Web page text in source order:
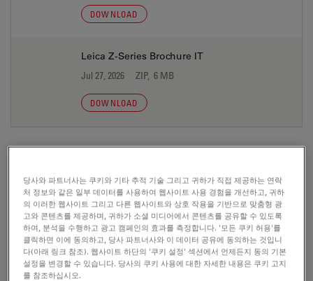
DOWNLOAD
Leica Z-Series Brochure IT
Jul 27, 2026 ZIP, 6 MB
DOWNLOAD
CERTIFICATES
CE Leica Z6 APO A 04 10 2013
Jul 27, 2026 PDF, 281 KB
DOWNLOAD
당사와 파트너사는 쿠키와 기타 추적 기술 그리고 귀하가 직접 제공하는 연락
처 정보와 같은 일부 데이터를 사용하여 웹사이트 사용 경험을 개선하고, 귀하
의 이러한 웹사이트 그리고 다른 웹사이트와 상호 작용을 기반으로 맞춤형 광
고와 콘텐츠를 제공하며, 귀하가 소셜 미디어에서 콘텐츠를 공유할 수 있도록
하여, 분석을 수행하고 광고 캠페인의 효과를 측정합니다. '모든 쿠키 허용'를
클릭하면 이에 동의하고, 당사 파트너사와 이 데이터 공유에 동의하는 것입니
다(아래 링크 참조). 웹사이트 하단의 '쿠키 설정' 섹션에서 언제든지 동의 기본
설정을 변경할 수 있습니다. 당사의 쿠키 사용에 대한 자세한 내용은 쿠키 고지
를 참조하십시오.